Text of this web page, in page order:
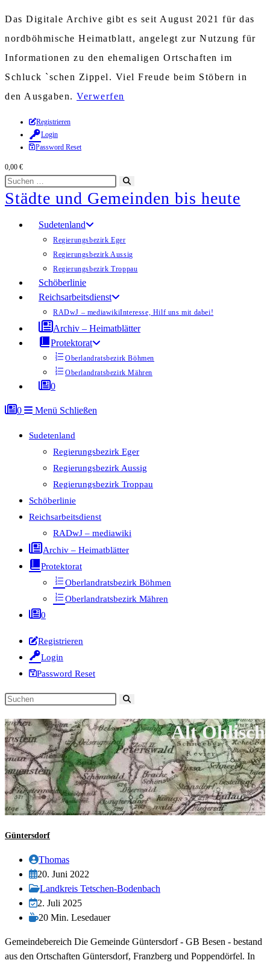
Das Digitale Archive gibt es seit August 2021 für das
nordböhmische Heimatblatt, angelegt zur Nutzung für
Informationen zu den ehemaligen Ortschaften im
Schluck `schen Zippel. Viel Freude beim Stöbern in
den Ausgaben. Verwerfen
Zum
Inhalt
springen
Registrieren
Login
Password Reset
0,00 €
Diese
Website
durchsuchen
starten
Städte und Gemeinden bis heute
Sudetenland
Regierungsbezirk Eger
Regierungsbezirk Aussig
Regierungsbezirk Troppau
Schöberlinie
Reichsarbeitsdienst
RADwJ – mediawikiInteresse, Hilf uns mit dabei!
Archiv – Heimatblätter
Protektorat
Oberlandratsbezirk Böhmen
Oberlandratsbezirk Mähren
0
0 Menü Schließen
Sudetenland
Regierungsbezirk Eger
Regierungsbezirk Aussig
Regierungsbezirk Troppau
Schöberlinie
Reichsarbeitsdienst
RADwJ – mediawiki
Archiv – Heimatblätter
Protektorat
Oberlandratsbezirk Böhmen
Oberlandratsbezirk Mähren
0
Registrieren
Login
Password Reset
Diese
durchsuchen
Alt Ohlisch
Güntersdorf
Beitrags-
Autor:
Thomas
Beitrag
veröffentlicht:
20. Juni 2022
Beitrags-
Kategorie:
Landkreis Tetschen-Bodenbach
Beitrag
zuletzt
am:
2. Juli 2025
Lesedauer:
20 Min. Lesedauer
Gemeindebereich Die Gemeinde Güntersdorf - GB Besen - bestand
aus den Ortschaften Güntersdorf, Franzberg und Poppendörfel. In